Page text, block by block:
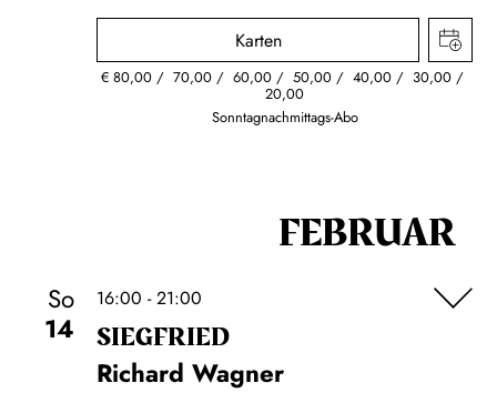
Karten
€80,00 70,00 60,00 50,00 40,00 30,00
20,00
Sonntagnachmittags-Abo
FEBRUAR
So
14
16:00 - 21:00
SIEG­FRIED
Richard Wagner